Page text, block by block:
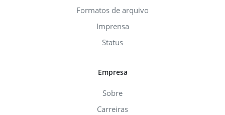
Formatos de arquivo
Imprensa
Status
Empresa
Sobre
Carreiras